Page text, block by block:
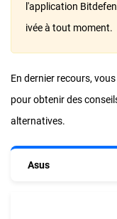
l'application
ivée à tout moment.
En dernier recours,
pour obtenir des
alternatives.
Asus